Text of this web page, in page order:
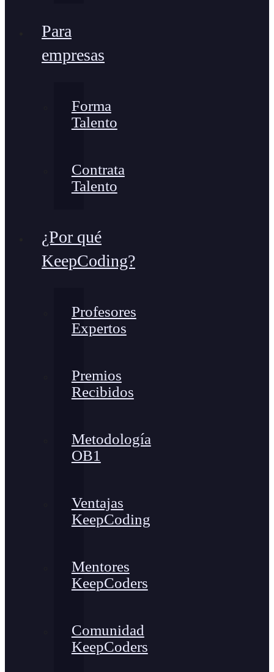
Para
empresas
Forma
Talento
Contrata
Talento
¿Por qué
KeepCoding?
Profesores
Expertos
Premios
Recibidos
Metodología
OB1
Ventajas
KeepCoding
Mentores
KeepCoders
Comunidad
KeepCoders